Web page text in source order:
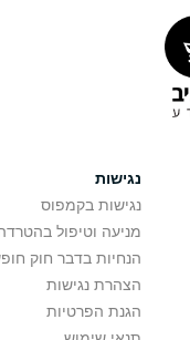
נגישות
נגישות בקמפוס
מניעה וטיפול
הנחיות בדבר חוק
הצהרת נגישות
הגנת הפרטיות